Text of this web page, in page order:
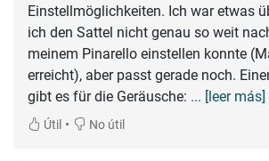
Einstellmöglichkeiten. Ich war etwas
ich den Sattel nicht genau so weit
meinem Pinarello einstellen konnte
erreicht), aber passt gerade noch.
gibt es für die Geräusche: ... [leer más]
Útil • No útil